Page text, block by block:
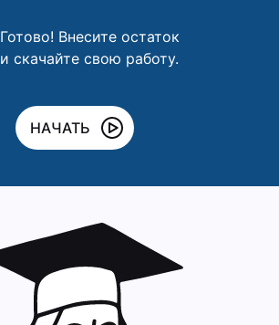
Готово! Внесите остаток
и скачайте свою работу.
НАЧАТЬ